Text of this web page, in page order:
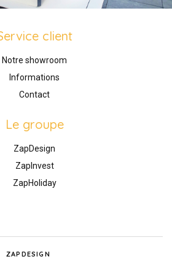
client
Notre showroom
Informations
Contact
Le groupe
ZapDesign
ZapInvest
ZapHoliday
ZAPDESIGN